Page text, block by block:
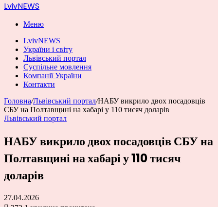
LvivNEWS
Меню
LvivNEWS
України і світу
Львівський портал
Суспільне мовлення
Компанії України
Контакти
Головна/Львівський портал/НАБУ викрило двох посадовців
СБУ на Полтавщині на хабарі у 110 тисяч доларів
Львівський портал
НАБУ викрило двох посадовців СБУ на
Полтавщині на хабарі у 110 тисяч
доларів
27.04.2026